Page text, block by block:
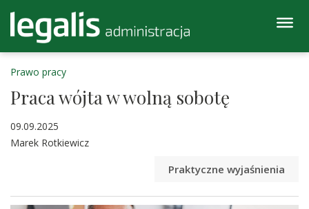
Prawo pracy
Praca wójta w wolną sobotę
09.09.2025
Marek Rotkiewicz
Praktyczne wyjaśnienia